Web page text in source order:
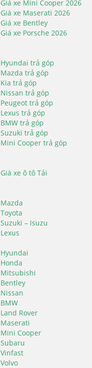
Giá xe Mini Cooper 2026
Giá xe Maserati 2026
Giá xe Bentley
Giá xe Porsche 2026
Hyundai trả góp
Mazda trả góp
Kia trả góp
Nissan trả góp
Peugeot trả góp
Lexus trả góp
BMW trả góp
Suzuki trả góp
Mini Cooper trả góp
Giá xe ô tô Tải
Mazda
Toyota
Suzuki – Isuzu
Lexus
Hyundai
Honda
Mitsubishi
Bentley
Nissan
BMW
Land Rover
Maserati
Mini Cooper
Subaru
Vinfast
Volvo